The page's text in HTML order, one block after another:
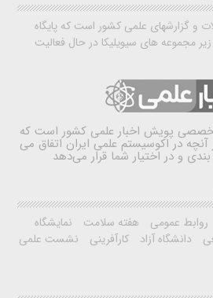
و گزارشهای علمی کشور است که پایگاه
مجموعه های سیویلیکا در حال فعالیت
پویش اخبار علمی کشور است که
در اکوسیستم علمی ایران اتفاق می
و در اختیار شما قرار می‌دهد
روابط عمومی هفته سلامت
نمایشگاه
دانشگاه آزاد کارآفرینی
نشست علمی